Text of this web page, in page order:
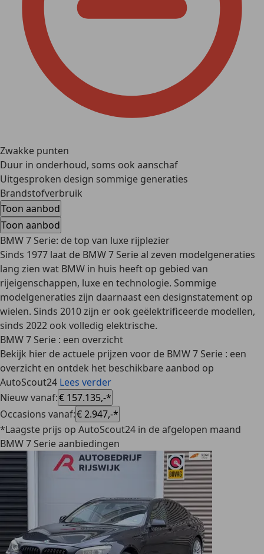
Zwakke punten
Duur in onderhoud, soms ook aanschaf
Uitgesproken design sommige generaties
Brandstofverbruik
Toon aanbod
Toon aanbod
BMW 7 Serie: de top van luxe rijplezier
Sinds 1977 laat de BMW 7 Serie al zeven modelgeneraties
lang zien wat BMW in huis heeft op gebied van
rijeigenschappen, luxe en technologie. Sommige
modelgeneraties zijn daarnaast een designstatement op
wielen. Sinds 2010 zijn er ook geëlektrificeerde modellen,
sinds 2022 ook volledig elektrische.
BMW 7 Serie : een overzicht
Bekijk hier de actuele prijzen voor de BMW 7 Serie : een
overzicht en ontdek het beschikbare aanbod op
AutoScout24 Lees verder
Nieuw vanaf:€ 157.135,-*
Occasions vanaf:€ 2.947,-*
*Laagste prijs op AutoScout24 in de afgelopen maand
BMW 7 Serie aanbiedingen